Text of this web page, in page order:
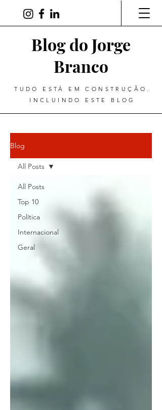
Blog do Jorge
Branco
TUDO ESTÁ EM CONSTRUÇÃO.
INCLUINDO ESTE BLOG
Blog
All Posts
Top 10
Política
Internacional
Geral
All Posts